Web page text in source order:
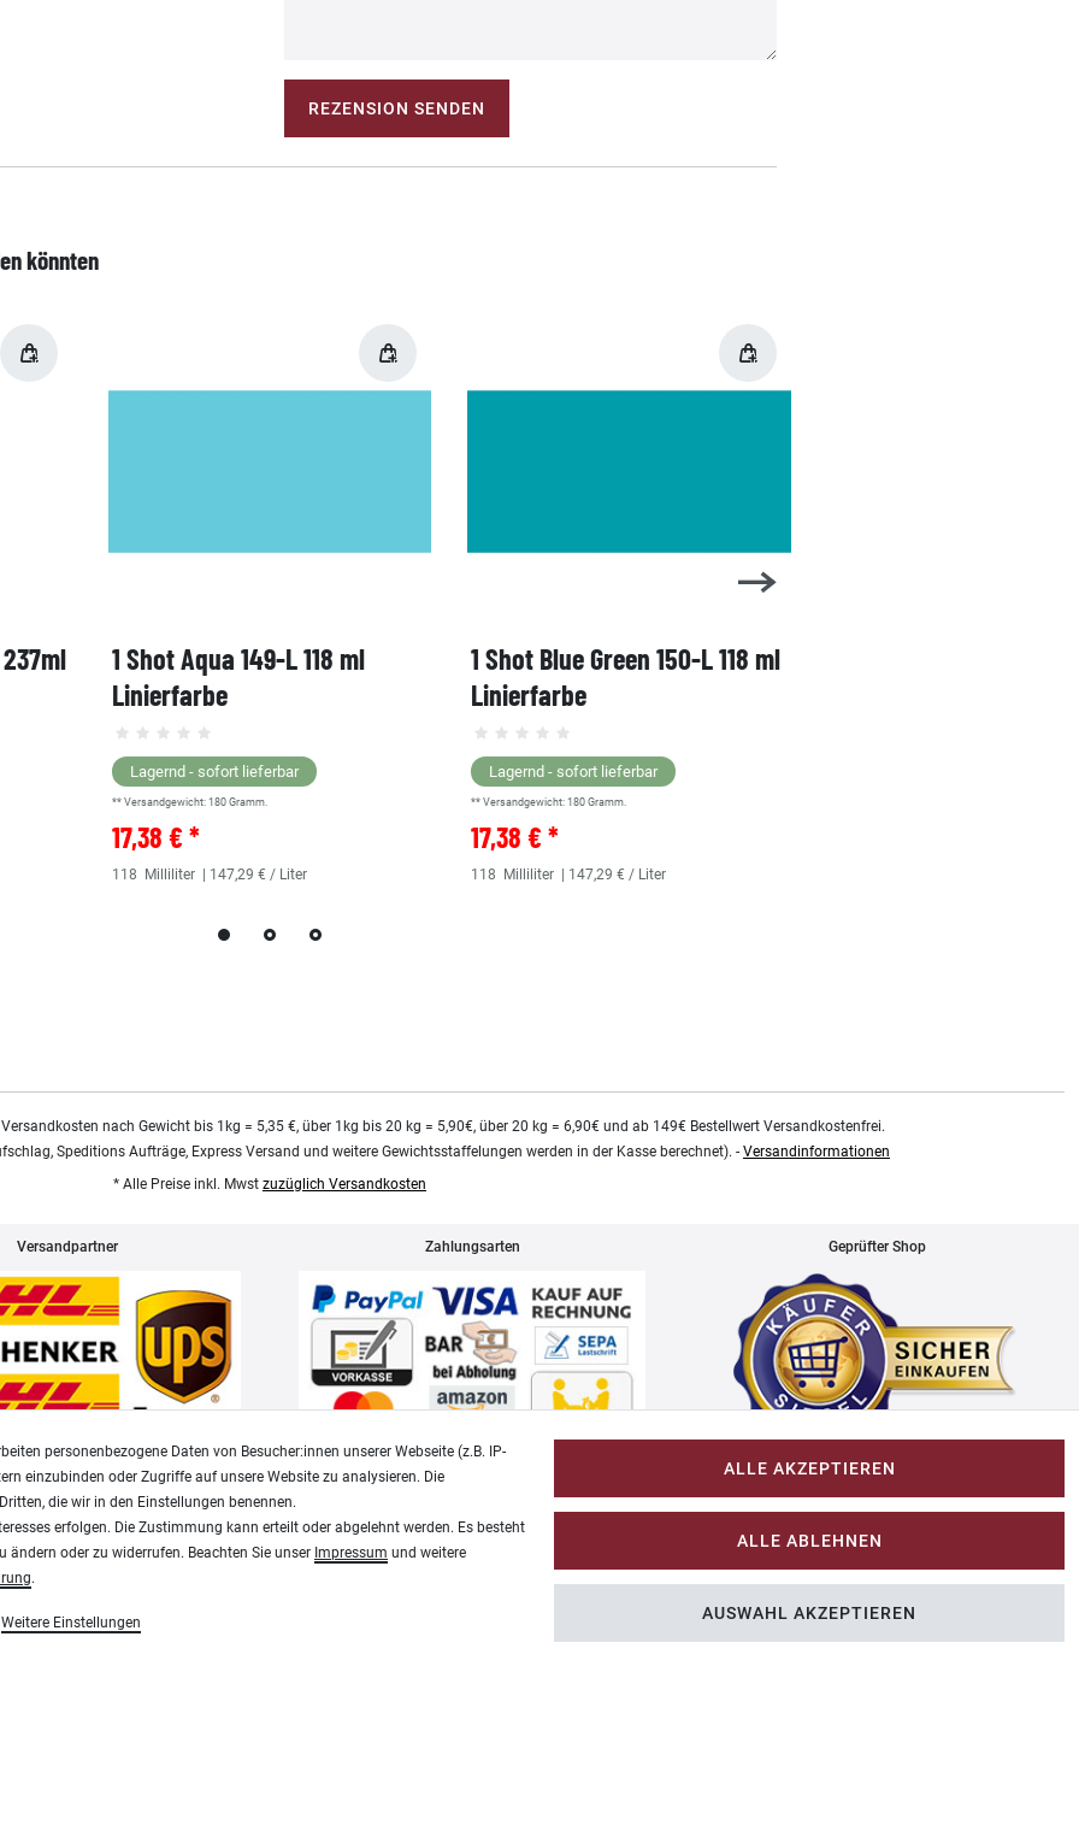
REZENSION SENDEN
könnten
1 Shot Aqua 149-L 118 ml
Linierfarbe
Lagernd - sofort lieferbar
** Versandgewicht: 180 Gramm.
17,38 € *
118 Milliliter | 147,29 € / Liter
1 Shot Blue Green 150-L 118 ml
Linierfarbe
Lagernd - sofort lieferbar
** Versandgewicht:180 Gramm.
17,38 € *
118 Milliliter | 147,29 € / Liter
nach Gewicht bis 1kg = 5,35 €, über 1kg bis 20 kg = 5,90€, über 20 kg = 6,90€ und ab 149€ Bestellwert Versandkostenfrei.
Speditions Aufträge, Express Versand und weitere Gewichtsstaffelungen werden in der Kasse berechnet). - Versandinformationen
* Alle Preise inkl. Mwst zuzüglich Versandkosten
Versandpartner Zahlungsarten Geprüfter Shop
Impressum
Siebdruck und Plotterfolien
Im-Shop-kaufen.de
personenbezogene Daten von Besucher:innen unserer Webseite (z.B. IP-
einzubinden oder Zugriffe auf unsere Website zu analysieren. Die
die wir in den Einstellungen benennen.
erfolgen. Die Zustimmung kann erteilt oder abgelehnt werden. Es besteht
oder zu widerrufen. Beachten Sie unser Impressum und weitere
.
Weitere Einstellungen
ALLE AKZEPTIEREN
ALLE ABLEHNEN
AUSWAHL AKZEPTIEREN